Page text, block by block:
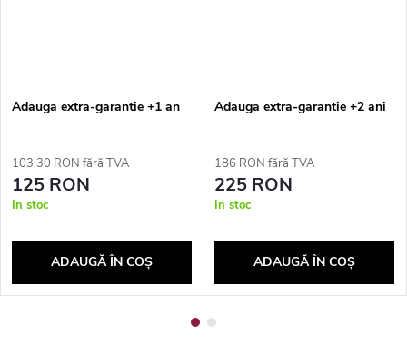
Adauga extra-garantie +1 an
103,30 RON fără TVA
125 RON
In stoc
ADAUGĂ ÎN COŞ
Adauga extra-garantie +2 ani
186 RON fără TVA
225 RON
In stoc
ADAUGĂ ÎN COŞ